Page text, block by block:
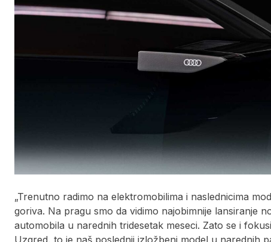
„Trenutno radimo na elektromobilima i naslednicima
goriva. Na pragu smo da vidimo najobimnije lansiranje
automobila u narednih tridesetak meseci. Zato se i